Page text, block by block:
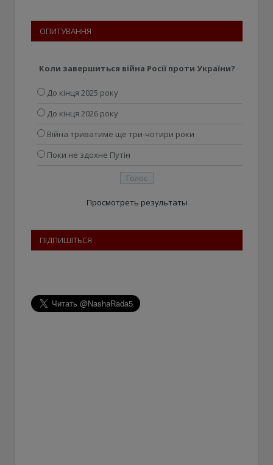
ОПИТУВАННЯ
Коли завершиться війна Росії проти України?
До кінця 2025 року
До кінця 2026 року
Війна триватиме ще три-чотири роки
Поки не здохне Путін
Просмотреть результаты
ПІДПИШІТЬСЯ